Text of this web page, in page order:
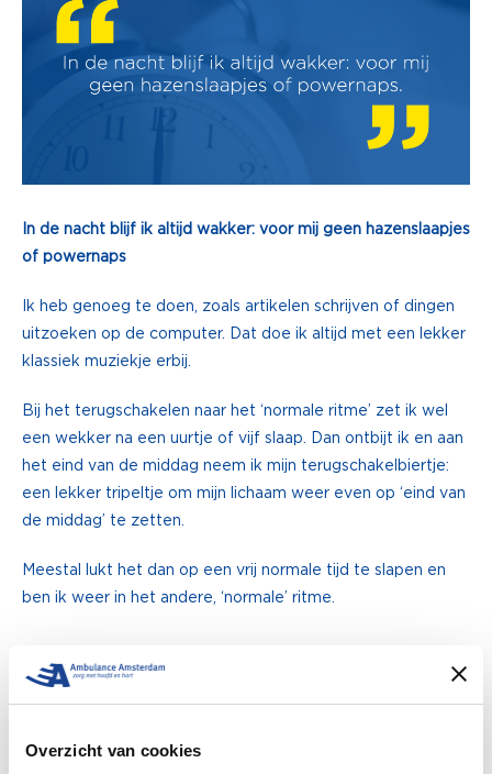
Overzicht van cookies
In de nacht blijf ik altijd wakker: voor mij geen hazenslaapjes
of powernaps
Ik heb genoeg te doen, zoals artikelen schrijven of dingen
uitzoeken op de computer. Dat doe ik altijd met een lekker
klassiek muziekje erbij.
Bij het terugschakelen naar het ‘normale ritme’ zet ik wel
een wekker na een uurtje of vijf slaap. Dan ontbijt ik en aan
het eind van de middag neem ik mijn terugschakelbiertje:
een lekker tripeltje om mijn lichaam weer even op ‘eind van
de middag’ te zetten.
Meestal lukt het dan op een vrij normale tijd te slapen en
ben ik weer in het andere, ‘normale’ ritme.
THIJS GRAS VERTELT OVER ZIJN
ERVARINGEN BIJ AMBULANCE